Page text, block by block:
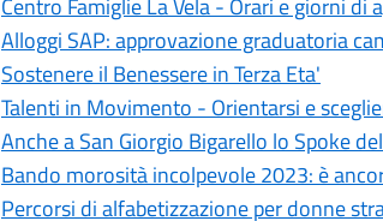
Centro Famiglie La Vela - Orari e giorni di
Alloggi SAP: approvazione graduatoria
Sostenere il Benessere in Terza Eta'
Talenti in Movimento - Orientarsi e
Anche a San Giorgio Bigarello lo Spoke
Bando morosità incolpevole 2023: è
Percorsi di alfabetizzazione per donne